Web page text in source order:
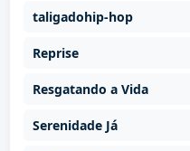
taligadohip-hop
Reprise
Resgatando a Vida
Serenidade Já